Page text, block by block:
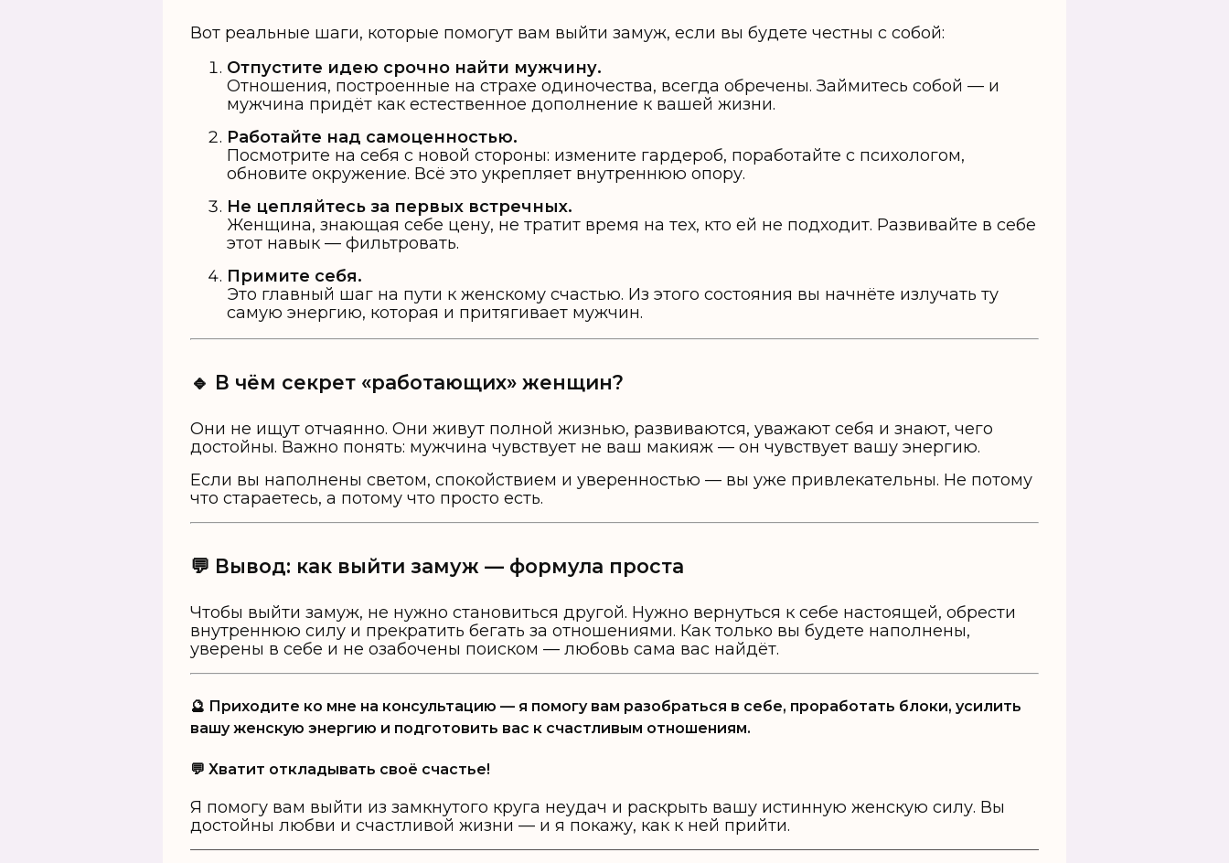
Вот реальные шаги, которые помогут вам выйти замуж, если вы будете честны с собой:
Отпустите идею срочно найти мужчину.
Отношения, построенные на страхе одиночества, всегда обречены. Займитесь собой — и
мужчина придёт как естественное дополнение к вашей жизни.
Работайте над самоценностью.
Посмотрите на себя с новой стороны: измените гардероб, поработайте с психологом,
обновите окружение. Всё это укрепляет внутреннюю опору.
Не цепляйтесь за первых встречных.
Женщина, знающая себе цену, не тратит время на тех, кто ей не подходит. Развивайте в себе
этот навык — фильтровать.
Примите себя.
Это главный шаг на пути к женскому счастью. Из этого состояния вы начнёте излучать ту
самую энергию, которая и притягивает мужчин.
🔹 В чём секрет «работающих» женщин?
Они не ищут отчаянно. Они живут полной жизнью, развиваются, уважают себя и знают, чего
достойны. Важно понять: мужчина чувствует не ваш макияж — он чувствует вашу энергию.
Если вы наполнены светом, спокойствием и уверенностью — вы уже привлекательны. Не потому
что стараетесь, а потому что просто есть.
💬 Вывод: как выйти замуж — формула проста
Чтобы выйти замуж, не нужно становиться другой. Нужно вернуться к себе настоящей, обрести
внутреннюю силу и прекратить бегать за отношениями. Как только вы будете наполнены,
уверены в себе и не озабочены поиском — любовь сама вас найдёт.
🔮 Приходите ко мне на консультацию — я помогу вам разобраться в себе, проработать блоки, усилить
вашу женскую энергию и подготовить вас к счастливым отношениям.
💬 Хватит откладывать своё счастье!
Я помогу вам выйти из замкнутого круга неудач и раскрыть вашу истинную женскую силу. Вы
достойны любви и счастливой жизни — и я покажу, как к ней прийти.